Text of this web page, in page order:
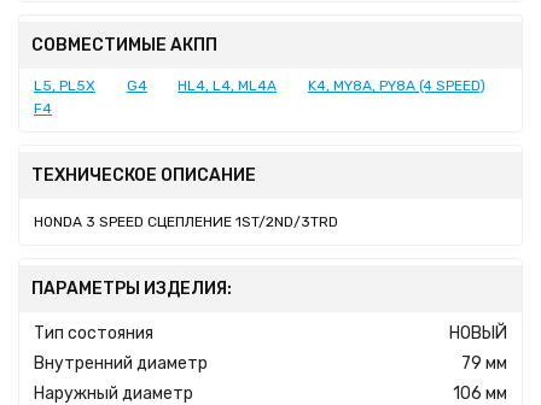
СОВМЕСТИМЫЕ АКПП
L5, PL5X G4 HL4, L4, ML4A
K4, MY8A, PY8A (4 SPEED)
F4
ТЕХНИЧЕСКОЕ ОПИСАНИЕ
HONDA 3 SPEED СЦЕПЛЕНИЕ 1ST/2ND/3TRD
ПАРАМЕТРЫ ИЗДЕЛИЯ:
Тип состояния
НОВЫЙ
Внутренний диаметр
79 мм
Наружный диаметр
106 мм